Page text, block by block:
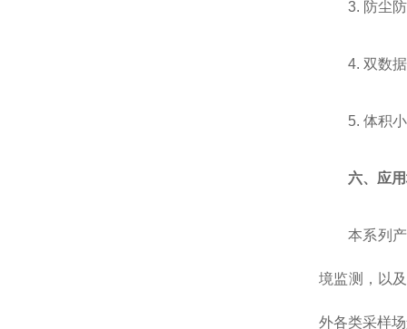
3. 防尘
4. 双数
5. 体积
六、应
本系列
境监测，以
外各类采样